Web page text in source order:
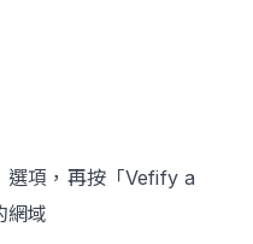
Us
選項，再按「Vefify a
網域